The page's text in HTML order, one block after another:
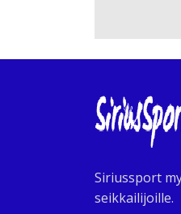
Siriussport
seikkailijoille.